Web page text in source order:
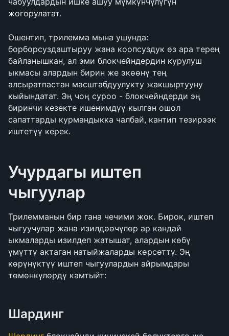
жогорулатат.
Ошентип, трилемма мына ушунда:
борборсуздаштыруу жана коопсуздук өз ара терең
байланышкан, ал эми блокчейндердин курулуш
ыкмасы алардын бирин же экөөнү тең
алсыратпастан масштабдуулукту жакшыртууну
кыйындатат. Эң чоң суроо - блокчейндерди эң
биринчи кезекте ишенимдүү кылган ошол
сапаттарды курмандыкка чалбай, кантип тезирээк
иштетүү керек.
Учурдагы иштеп
чыгуулар
Трилемманын бир гана чечими жок. Бирок, иштеп
чыгуучулар жана изилдөөчүлөр ар кандай
ыкмаларды изилдеп жатышат, алардын көбү
үмүттү актаган натыйжаларды көрсөттү. Эң
көрүнүктүү иштеп чыгуулардын айрымдары
төмөнкүлөрдү камтыйт:
Шардинг